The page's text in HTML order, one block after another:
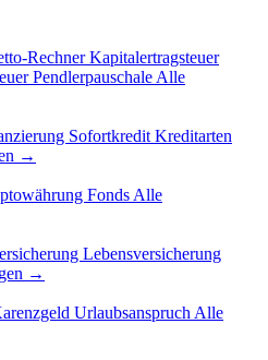
RechnerKapitalertragsteuer
Pendlerpauschale Alle
Sofortkredit Kreditarten
→
Fonds Alle
Lebensversicherung
→
Urlaubsanspruch Alle